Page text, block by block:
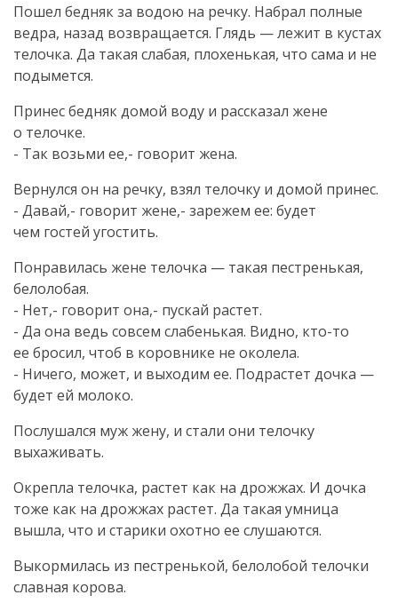
Пошел бедняк за водою на речку. Набрал полные
ведра, назад возвращается. Глядь — лежит в кустах
телочка. Да такая слабая, плохенькая, что сама и не
подымется.
Принес бедняк домой воду и рассказал жене
о телочке.
- Так возьми ее,- говорит жена.
Вернулся он на речку, взял телочку и домой принес.
- Давай,- говорит жене,- зарежем ее: будет
чем гостей угостить.
Понравилась жене телочка — такая пестренькая,
белолобая.
- Нет,- говорит она,- пускай растет.
- Да она ведь совсем слабенькая. Видно, кто-то
ее бросил, чтоб в коровнике не околела.
- Ничего, может, и выходим ее. Подрастет дочка —
будет ей молоко.
Послушался муж жену, и стали они телочку
выхаживать.
Окрепла телочка, растет как на дрожжах. И дочка
тоже как на дрожжах растет. Да такая умница
вышла, что и старики охотно ее слушаются.
Выкормилась из пестренькой, белолобой телочки
славная корова.